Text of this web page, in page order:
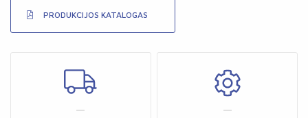
PRODUKCIJOS KATALOGAS